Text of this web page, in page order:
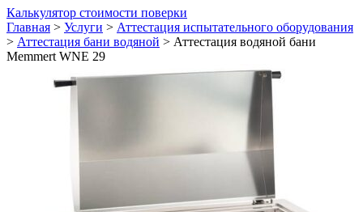
Калькулятор стоимости поверки
Главная > Услуги > Аттестация испытательного оборудования
> Аттестация бани водяной > Аттестация водяной бани
Memmert WNE 29